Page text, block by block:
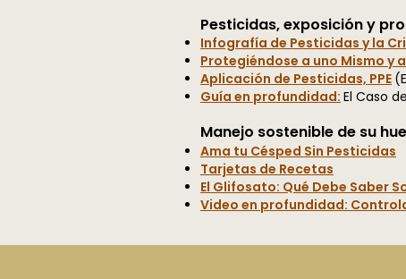
Pesticidas, exposición y
Infografía de Pesticidas y la
Protegiéndose a uno Mismo y
Aplicación de Pesticidas, PPE
Guía en profundidad: El Caso
Manejo sostenible de su
Ama tu Césped Sin Pesticidas
Tarjetas de Recetas
El Glifosato: Qué Debe Saber
Video en profundidad: